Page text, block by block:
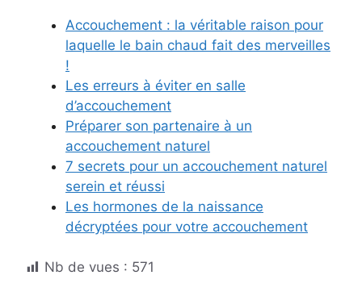
Accouchement : la véritable raison pour
laquelle le bain chaud fait des merveilles
!
Les erreurs à éviter en salle
d’accouchement
Préparer son partenaire à un
accouchement naturel
7 secrets pour un accouchement naturel
serein et réussi
Les hormones de la naissance
décryptées pour votre accouchement
Nb de vues : 571